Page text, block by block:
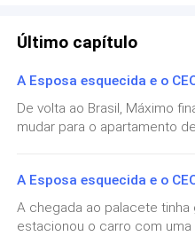
— Interessante? Tirei a
— Trabalhando para
você grava seus teatros
finalmente me encarou.
Valentina tinha aquele
Último capítulo
De volta ao Brasil, Máximo
mudar para o apartamento
nunca teve.Máximo segurou
sorriso protetor que ela
em segurança. Prometo
cada prédio da firma.Deu
A chegada ao palacete
estacionou o carro com